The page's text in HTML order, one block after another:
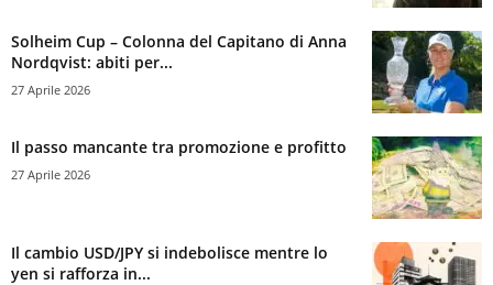
Solheim Cup – Colonna del Capitano di Anna
Nordqvist: abiti per...
27 Aprile 2026
Il passo mancante tra promozione e profitto
27 Aprile 2026
Il cambio USD/JPY si indebolisce mentre lo
yen si rafforza in...